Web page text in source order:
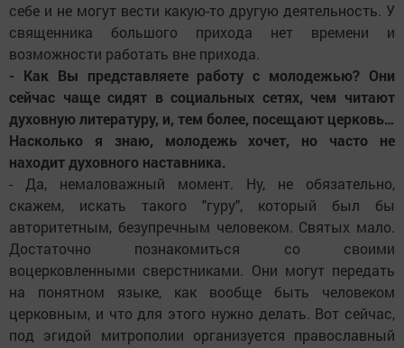
себе и не могут вести какую-то другую деятельность. У
священника большого прихода нет времени и
возможности работать вне прихода.
- Как Вы представляете работу с молодежью? Они
сейчас чаще сидят в социальных сетях, чем читают
духовную литературу, и, тем более, посещают церковь…
Насколько я знаю, молодежь хочет, но часто не
находит духовного наставника.
- Да, немаловажный момент. Ну, не обязательно,
скажем, искать такого "гуру", который был бы
авторитетным, безупречным человеком. Святых мало.
Достаточно познакомиться со своими
воцерковленными сверстниками. Они могут передать
на понятном языке, как вообще быть человеком
церковным, и что для этого нужно делать. Вот сейчас,
под эгидой митрополии организуется православный